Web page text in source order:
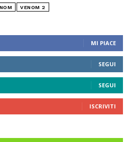
MI PIACE
SEGUI
SEGUI
ISCRIVITI
VENOM 2